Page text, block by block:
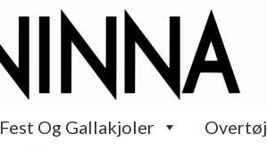
Fest Og Gallakjoler Overtøj